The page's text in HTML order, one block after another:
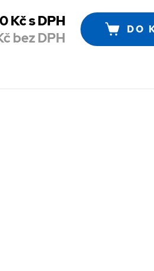
0Kč s DPH
bez DPH DO